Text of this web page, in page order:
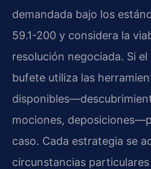
demandada bajo los
59.1-200 y considera la
resolución negociada. Si
bufete utiliza las
mociones,
caso. Cada estrategia se
circunstancias